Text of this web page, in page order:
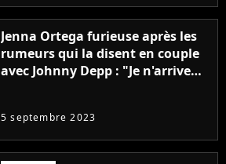
Jenna Ortega furieuse après les
rumeurs qui la disent en couple
avec Johnny Depp : "Je n'arrive
5 septembre 2023